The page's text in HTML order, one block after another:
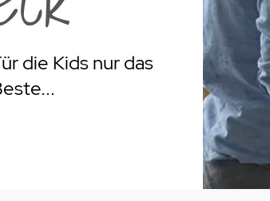
Fondue & Raclette
Schüsseln & Siebe
Diverses
die Kids nur das